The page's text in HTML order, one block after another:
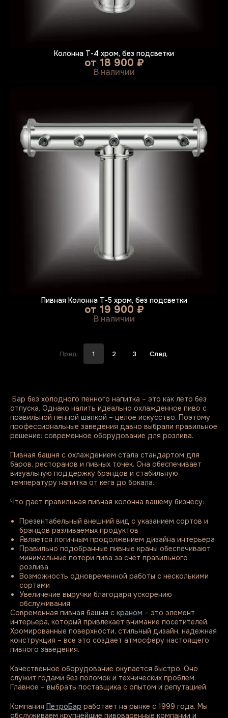
Колонна Т-4 хром, без подсветки
от 18 900 ₽
В наличии
Пивная Колонна Т-5 хром, без подсветки
от 19 900 ₽
В наличии
Пред. 1 2 3 След.
Бар без холодного пенного напитка – это как лето без
отпуска. Однако налить идеально охлажденное пиво с
правильной пенной шапкой – целое искусство. Поэтому
профессиональные заведения давно выбрали правильное
решение: современное оборудование для розлива.
Пивная башня с охлаждением стала стандартом для
баров, ресторанов и пивных точек. Она обеспечивает
визуальную поддержку брэндов и стабильную
температуру напитка от кега до бокала.
Что дает правильная пивная колонна вашему бизнесу:
Презентабельный внешний вид с указанием сортов и
брэндов разливаемых продуктов
Является логичным продолжением дизайна интерьера
Правильно подобранные пивные краны обеспечивают
минимальные потери пива за счет правильного
розлива
Возможность одновременной работы с несколькими
сортами
Увеличение выручки благодаря ускорению
обслуживания
Современная пивная башня с краном – это элемент
интерьера, который привлекает внимание посетителей.
Хромированные поверхности, стильный дизайн, надежная
конструкция – все это создает атмосферу настоящего
пивного заведения.
Качественное оборудование окупается быстро. Оно
служит годами без поломок и технических проблем.
Главное – выбрать поставщика с опытом и репутацией.
Компания ПетроБар работает на рынке с 1999 года. Мы
обслуживаем крупнейшие пивоваренные компании и